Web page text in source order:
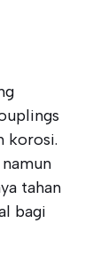
korosi.
tahan
bagi